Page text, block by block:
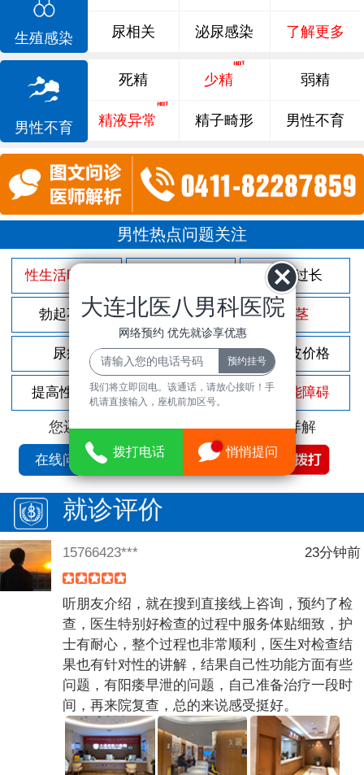
生殖感染 尿相关 泌尿感染 了解更多
男性不育
死精 少精 弱精
精液异常 精子畸形 男性不育
男性热点问题关注
性生活时间短 包皮过长
勃起不坚 尿频尿急 包茎
尿痛 前列腺炎 割包皮价格
提高性功能 龟头敏感 性功能障碍
您还可以拨打免费咨询电话立即为您详解
在线问诊
就诊评价
15766423*** 23分钟前
听朋友介绍，就在搜到直接线上咨询，预约了检
查，医生特别好检查的过程中服务体贴细致，护
士有耐心，整个过程也非常顺利，医生对检查结
果也有针对性的讲解，结果自己性功能方面有些
问题，有阳痿早泄的问题，自己准备治疗一段时
间，再来院复查，总的来说感受挺好。
大连北医八男科医院
网络预约 优先就诊享优惠
我们将立即回电。该通话，请放心接听！手
机请直接输入，座机前加区号。
拨打电话 悄悄提问